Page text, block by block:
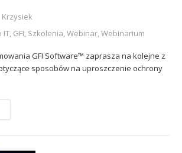
Krzysiek
IT, GFI, Szkolenia,Webinar,Webinarium
GFI Software™ zaprasza na kolejne z
sposobów na uproszczenie ochrony